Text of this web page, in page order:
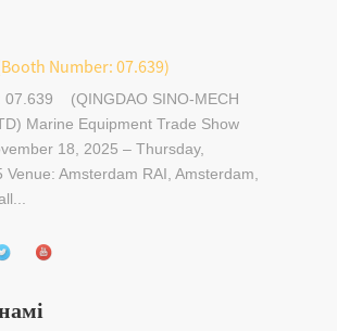
Number: 07.639)
07.639 (QINGDAO SINO-MECH
Marine Equipment Trade Show
18, 2025 – Thursday,
Amsterdam RAI, Amsterdam,